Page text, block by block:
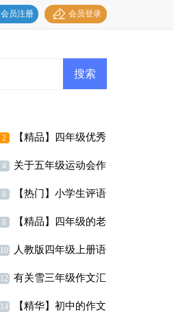
会员登录
会员注册
2 【精品】四年级优秀
作文锦集八篇
4 关于五年级运动会作
文汇编九篇
6 【热门】小学生评语
8 【精品】四年级的老
师的作文合集十篇
10 人教版四年级上册语
文教学计划
12 有关雪三年级作文汇
编9篇
14 【精华】初中的作文